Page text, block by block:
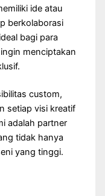
ide atau
berkolaborasi
bagi para
menciptakan
custom,
setiap visi kreatif
adalah partner
tidak hanya
yang tinggi.